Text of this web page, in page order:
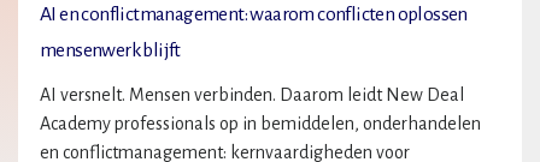
AI en conflictmanagement: waarom conflicten oplossen
mensenwerk blijft
AI versnelt. Mensen verbinden. Daarom leidt New Deal
Academy professionals op in bemiddelen, onderhandelen
en conflictmanagement: kernvaardigheden voor